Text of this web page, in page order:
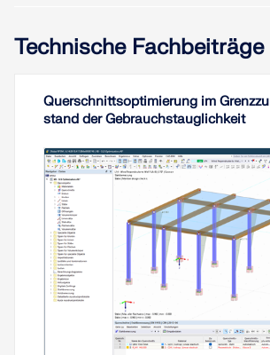
Technische Fachbeiträge
Querschnittsoptimierung im Grenzzu
stand der Gebrauchstauglichkeit